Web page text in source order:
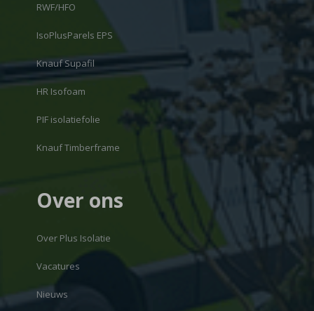
RWF/HFO
IsoPlusParels EPS
Knauf Supafil
HR Isofoam
PIF isolatiefolie
Knauf Timberframe
Over ons
Over Plus Isolatie
Vacatures
Nieuws